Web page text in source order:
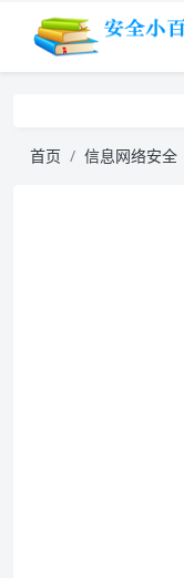
首页 信息网络安全